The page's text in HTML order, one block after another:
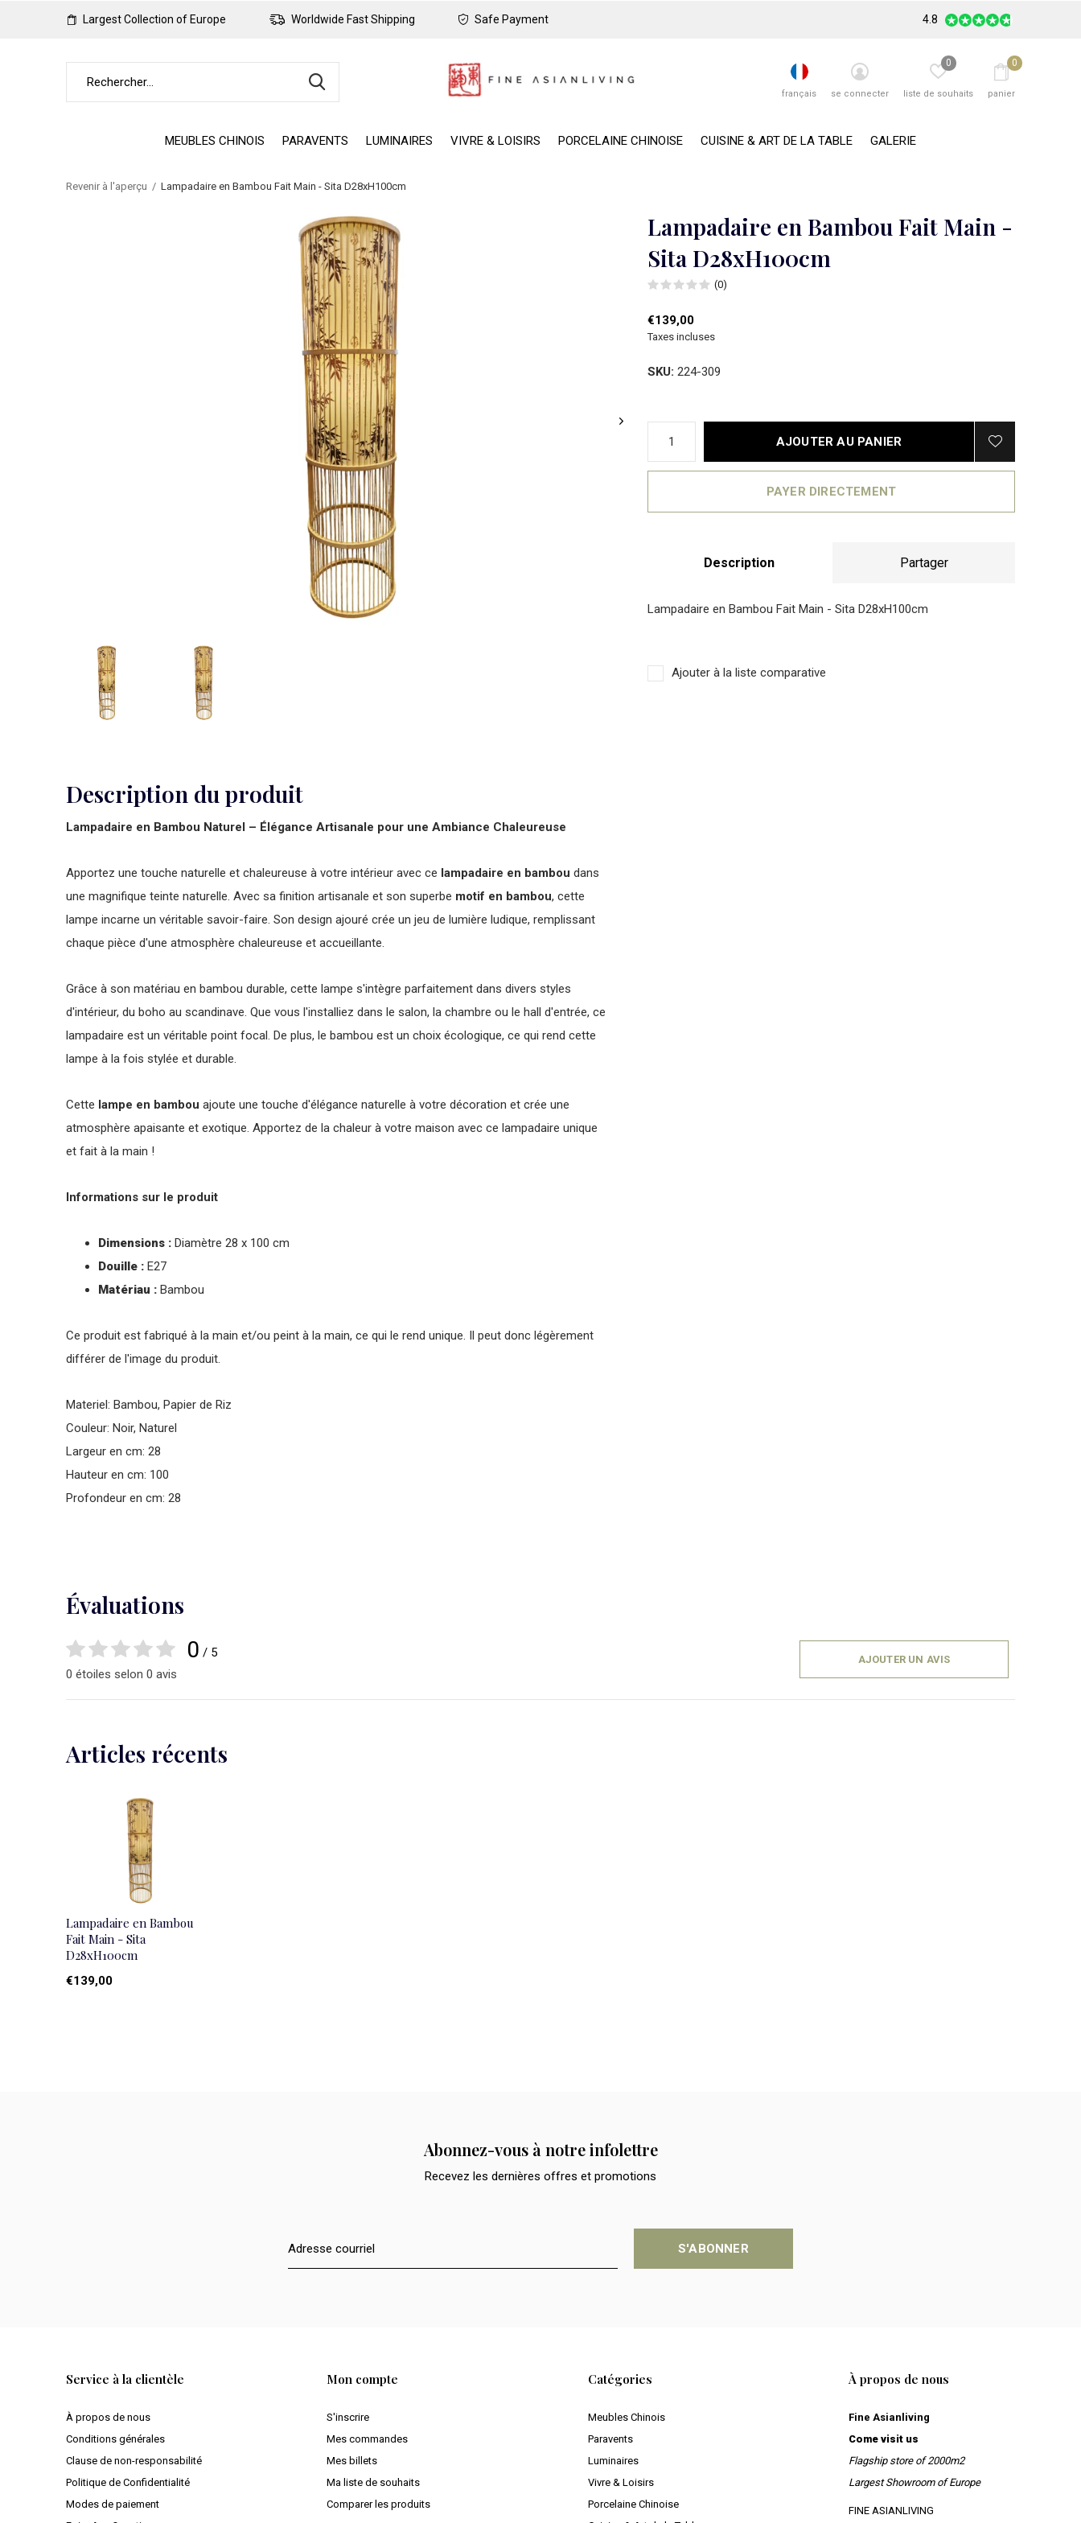
MEUBLES CHINOIS PARAVENTS LUMINAIRES VIVRE & LOISIRS PORCELAINE CHINOISE CUISINE & ART DE LA TABLE GALERIE
français se connecter liste de souhaits
0
panier
0
Largest Collection of Europe Worldwide Fast Shipping Safe Payment 4.8
Revenir à l'aperçu Lampadaire en Bambou Fait Main - Sita D28xH100cm
Lampadaire en Bambou Fait Main -
Sita D28xH100cm
(0)
€139,00
Taxes incluses
SKU: 224-309
AJOUTER AU PANIER
PAYER DIRECTEMENT
Description Partager
Lampadaire en Bambou Fait Main - Sita D28xH100cm
Ajouter à la liste comparative
Description du produit
Lampadaire en Bambou Naturel – Élégance Artisanale pour une Ambiance Chaleureuse
Apportez une touche naturelle et chaleureuse à votre intérieur avec ce lampadaire en bambou dans
une magnifique teinte naturelle. Avec sa finition artisanale et son superbe motif en bambou, cette
lampe incarne un véritable savoir-faire. Son design ajouré crée un jeu de lumière ludique, remplissant
chaque pièce d'une atmosphère chaleureuse et accueillante.
Grâce à son matériau en bambou durable, cette lampe s'intègre parfaitement dans divers styles
d'intérieur, du boho au scandinave. Que vous l'installiez dans le salon, la chambre ou le hall d'entrée, ce
lampadaire est un véritable point focal. De plus, le bambou est un choix écologique, ce qui rend cette
lampe à la fois stylée et durable.
Cette lampe en bambou ajoute une touche d'élégance naturelle à votre décoration et crée une
atmosphère apaisante et exotique. Apportez de la chaleur à votre maison avec ce lampadaire unique
et fait à la main !
Informations sur le produit
Dimensions : Diamètre 28 x 100 cm
Douille : E27
Matériau : Bambou
Ce produit est fabriqué à la main et/ou peint à la main, ce qui le rend unique. Il peut donc légèrement
différer de l'image du produit.
Materiel: Bambou, Papier de Riz
Couleur: Noir, Naturel
Largeur en cm: 28
Hauteur en cm: 100
Profondeur en cm: 28
Évaluations
0 / 5
0 étoiles selon 0 avis
AJOUTER UN AVIS
Articles récents
Lampadaire en Bambou
Fait Main - Sita
D28xH100cm
€139,00
Abonnez-vous à notre infolettre
Recevez les dernières offres et promotions
S'ABONNER
Service à la clientèle
À propos de nous
Conditions générales
Clause de non-responsabilité
Politique de Confidentialité
Modes de paiement
Mon compte
S'inscrire
Mes commandes
Mes billets
Ma liste de souhaits
Comparer les produits
Catégories
Meubles Chinois
Paravents
Luminaires
Vivre & Loisirs
Porcelaine Chinoise
À propos de nous
Fine Asianliving
Come visit us
Flagship store of 2000m2
Largest Showroom of Europe
FINE ASIANLIVING